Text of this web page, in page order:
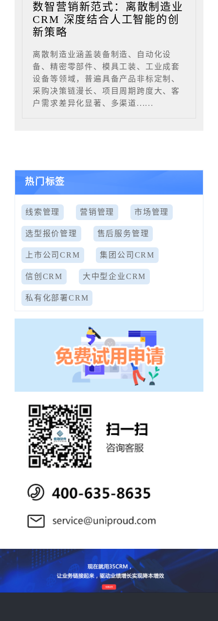
数智营销新范式：离散制造业
CRM 深度结合人工智能的创
新策略
离散制造业涵盖装备制造、自动化设
备、精密零部件、模具工装、工业成套
设备等领域，普遍具备产品非标定制、
采购决策链漫长、项目周期跨度大、客
户需求差异化显著、多渠道......
热门标签
线索管理 营销管理 市场管理
选型报价管理 售后服务管理
上市公司CRM 集团公司CRM
信创CRM 大中型企业CRM
私有化部署CRM